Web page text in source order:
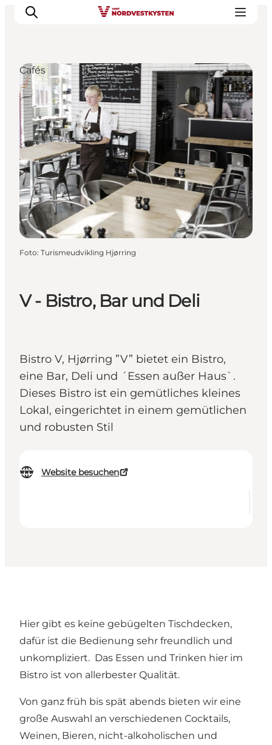
Urlaubsorte
Inspiration
Events
Unterkunft
Mach deine Urlaubsplanung
V - Bistro, Bar und Deli
Bistro V, Hjørring ”V” bietet ein Bistro,
eine Bar, Deli und ´Essen außer Haus`.
Dieses Bistro ist ein gemütliches kleines
Lokal, eingerichtet in einem gemütlichen
und robusten Stil
Website besuchen
Cafés
Foto: Turismeudvikling Hjørring
Hier gibt es keine gebügelten Tischdecken,
dafür ist die Bedienung sehr freundlich und
unkompliziert. Das Essen und Trinken hier im
Bistro ist von allerbester Qualität.
Von ganz früh bis spät abends bieten wir eine
große Auswahl an verschiedenen Cocktails,
Weinen, Bieren, nicht-alkoholischen und